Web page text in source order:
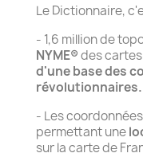
Le Dictionnaire,
- 1,6 million de
NYME®des cartes
d'une base des
- Les
permettant une
sur la carte de